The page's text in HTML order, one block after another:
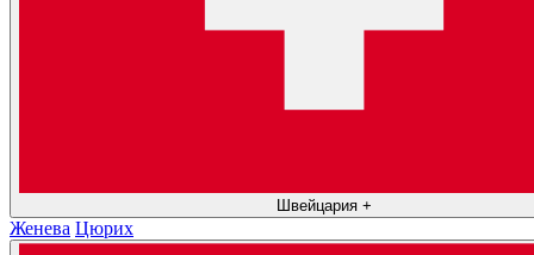
Швейцария +
Женева Цюрих